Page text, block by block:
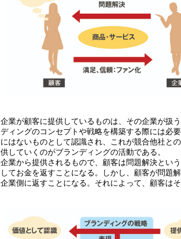
企業が顧客に提供しているものは、その企業が扱
ディングのコンセプトや戦略を構築する際には必
にはないものとして認識され、これが競合他社と
供していくのがブランディングの活動である。
企業から提供されるもので、顧客は問題解決とい
してお金を返すことになる。しかし、顧客が問題
企業側に返すことになる。それによって、顧客は